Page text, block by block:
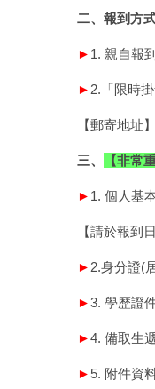
二、報到方
► 1. 親自報
► 2.「限時
【郵寄地址
三、 【非常
► 1. 個人基
【請於報到
► 2.身分證(
►3. 學歷證
►4. 備取生
► 5. 附件資